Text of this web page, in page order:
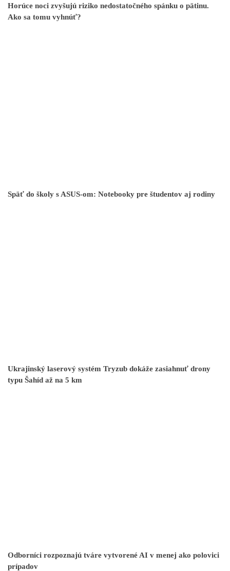
Horúce noci zvyšujú riziko nedostatočného spánku o pätinu.
Ako sa tomu vyhnúť?
Späť do školy s ASUS-om: Notebooky pre študentov aj rodiny
Ukrajinský laserový systém Tryzub dokáže zasiahnuť drony
typu Šahíd až na 5 km
Odborníci rozpoznajú tváre vytvorené AI v menej ako polovici
prípadov